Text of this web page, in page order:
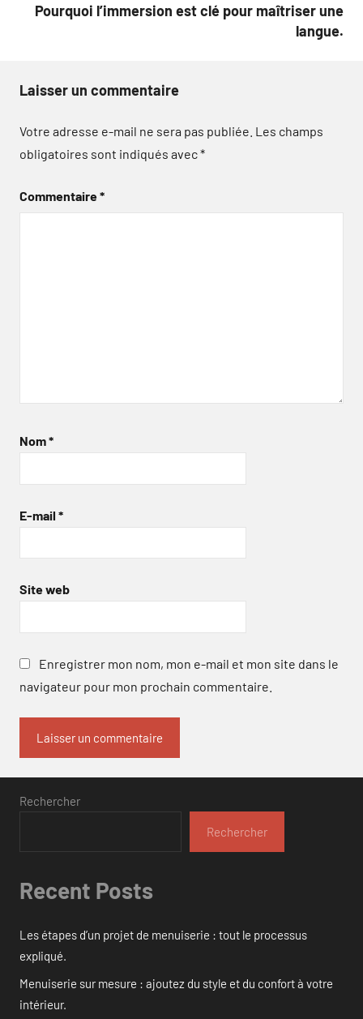
Pourquoi l’immersion est clé pour maîtriser une
langue.
Laisser un commentaire
Votre adresse e-mail ne sera pas publiée. Les champs
obligatoires sont indiqués avec*
Commentaire*
Nom*
E-mail *
Site web
Enregistrer mon nom, mon e-mail et mon site dans le
navigateur pour mon prochain commentaire.
Rechercher
Rechercher
Recent Posts
Les étapes d’un projet de menuiserie : tout le processus
expliqué.
Menuiserie sur mesure : ajoutez du style et du confort à votre
intérieur.